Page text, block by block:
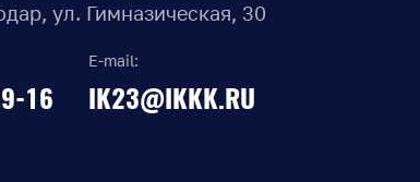
ул. Гимназическая, 30
16
E-mail:
IK23@IKKK.RU